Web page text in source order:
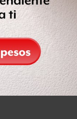
11 de junio
el suministro
con la reducción: